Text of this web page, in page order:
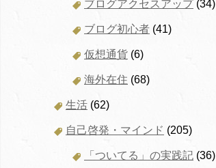
ブログアクセスアップ(34)
ブログ初心者 (41)
仮想通貨 (6)
海外在住 (68)
生活 (62)
自己啓発・マインド (205)
「ついてる」の実践記 (36)